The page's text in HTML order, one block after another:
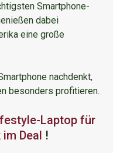
Smartphone-
dabei
eine große
nachdenkt,
besonders profitieren.
Laptop für
Deal !